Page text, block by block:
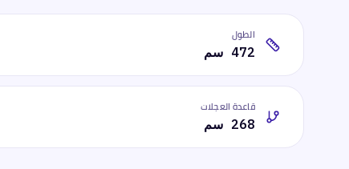
الطول
472 سم
قاعدة العجلات
268 سم